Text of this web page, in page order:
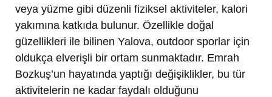
veya yüzme gibi düzenli fiziksel aktiviteler, kalori
yakımına katkıda bulunur. Özellikle doğal
güzellikleri ile bilinen Yalova, outdoor sporlar için
oldukça elverişli bir ortam sunmaktadır. Emrah
Bozkuş’un hayatında yaptığı değişiklikler, bu tür
aktivitelerin ne kadar faydalı olduğunu